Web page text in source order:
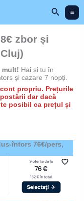
Search
zbor și
mult! Hai și tu în
și cazare 7 nopți.
propriu. Prețurile
dar dacă
posibil ca prețul și
întors 76€/pers,